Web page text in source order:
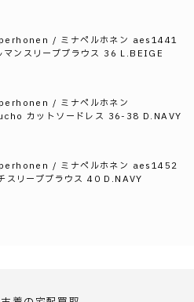
/ ミナペルホネン aes1441
ンスリーブブラウス 36 L.BEIGE
/ ミナペルホネン
カットソードレス 36-38 D.NAVY
/ ミナペルホネン aes1452
スリーブブラウス 40 D.NAVY